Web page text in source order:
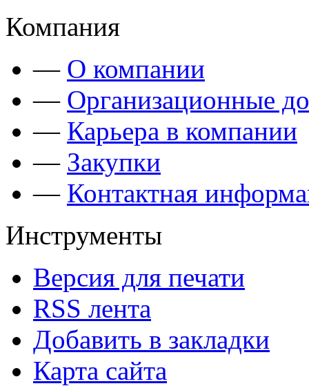
Компания
— О компании
— Организационные
— Карьера в компании
— Закупки
— Контактная
Инструменты
Версия для печати
RSS лента
Добавить в закладки
Карта сайта